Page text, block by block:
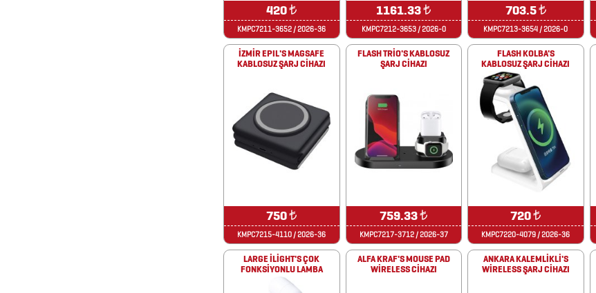
420₺
KMPC7211-3652 / 2026-36
1161.33₺
KMPC7212-3653 / 2026-0
703.5₺
KMPC7213-3654 / 2026-0
İZMİR EPIL'S MAGSAFE
KABLOSUZ ŞARJ CİHAZI
750₺
KMPC7215-4110 / 2026-36
FLASH TRİO'S KABLOSUZ
ŞARJ CİHAZI
759.33₺
KMPC7217-3712 / 2026-37
FLASH KOLBA'S
KABLOSUZ ŞARJ CİHAZI
720₺
KMPC7220-4079 / 2026-36
LARGE İLİGHT'S ÇOK
FONKSİYONLU LAMBA
ALFA KRAF'S MOUSE PAD
WİRELESS CİHAZI
ANKARA KALEMLİKLİ'S
WİRELESS ŞARJ CİHAZI